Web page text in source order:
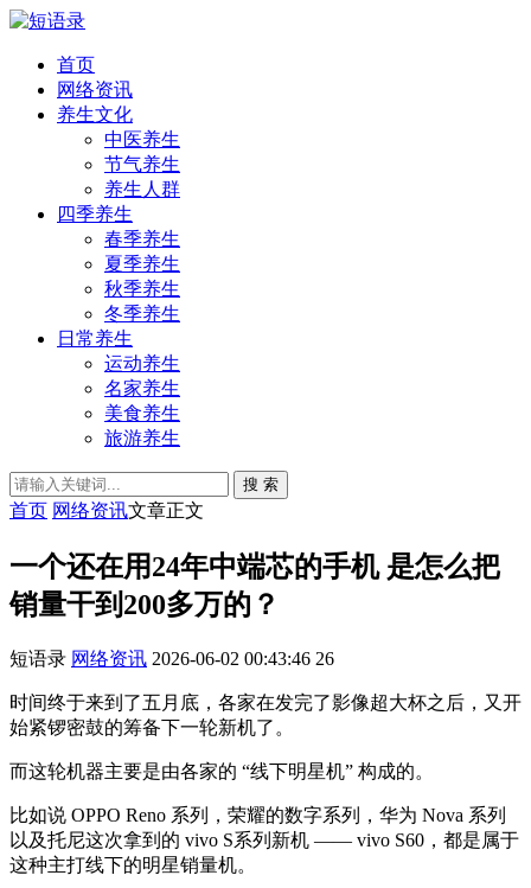
首页
网络资讯
养生文化
中医养生
节气养生
养生人群
四季养生
春季养生
夏季养生
秋季养生
冬季养生
日常养生
运动养生
名家养生
美食养生
旅游养生
搜 索
首页 网络资讯文章正文
一个还在用24年中端芯的手机 是怎么把
销量干到200多万的？
短语录 网络资讯 2026-06-02 00:43:46 26
时间终于来到了五月底，各家在发完了影像超大杯之后，又开
始紧锣密鼓的筹备下一轮新机了。
而这轮机器主要是由各家的 “线下明星机” 构成的。
比如说 OPPO Reno 系列，荣耀的数字系列，华为 Nova 系列
以及托尼这次拿到的 vivo S系列新机 —— vivo S60，都是属于
这种主打线下的明星销量机。